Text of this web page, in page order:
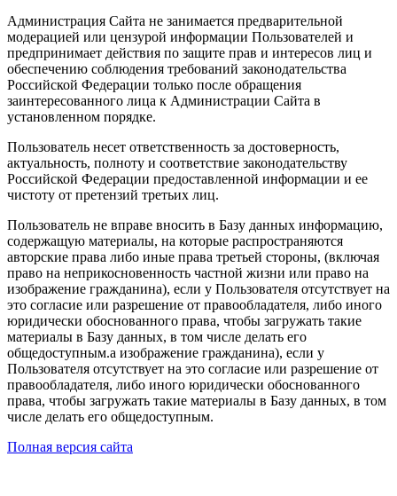
Администрация Сайта не занимается предварительной
модерацией или цензурой информации Пользователей и
предпринимает действия по защите прав и интересов лиц и
обеспечению соблюдения требований законодательства
Российской Федерации только после обращения
заинтересованного лица к Администрации Сайта в
установленном порядке.
Пользователь несет ответственность за достоверность,
актуальность, полноту и соответствие законодательству
Российской Федерации предоставленной информации и ее
чистоту от претензий третьих лиц.
Пользователь не вправе вносить в Базу данных информацию,
содержащую материалы, на которые распространяются
авторские права либо иные права третьей стороны, (включая
право на неприкосновенность частной жизни или право на
изображение гражданина), если у Пользователя отсутствует на
это согласие или разрешение от правообладателя, либо иного
юридически обоснованного права, чтобы загружать такие
материалы в Базу данных, в том числе делать его
общедоступным.а изображение гражданина), если у
Пользователя отсутствует на это согласие или разрешение от
правообладателя, либо иного юридически обоснованного
права, чтобы загружать такие материалы в Базу данных, в том
числе делать его общедоступным.
Полная версия сайта